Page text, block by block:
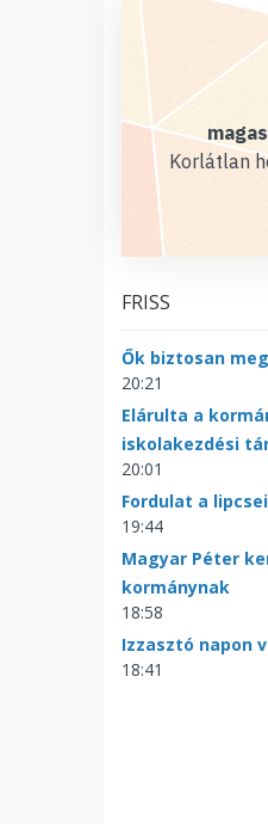
Korlátlan
FRISS
Ők biztosan
20:21
Elárulta a
iskolakezdési
20:01
Fordulat a
19:44
Magyar Péter
kormánynak
18:58
Izzasztó napon
18:41